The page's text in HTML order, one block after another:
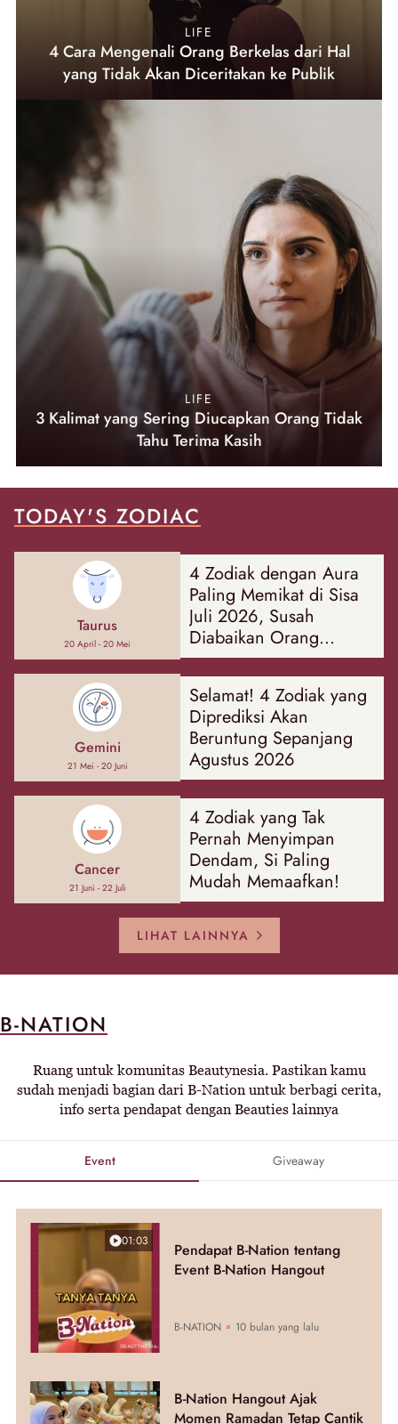
LIFE
4 Cara Mengenali Orang Berkelas dari Hal
yang Tidak Akan Diceritakan ke Publik
LIFE
3 Kalimat yang Sering Diucapkan Orang Tidak
Tahu Terima Kasih
TODAY'S ZODIAC
Taurus
20 April - 20 Mei
4 Zodiak dengan Aura
Paling Memikat di Sisa
Juli 2026, Susah
Diabaikan Orang
Sekitar!
Gemini
21 Mei - 20 Juni
Selamat! 4 Zodiak yang
Diprediksi Akan
Beruntung Sepanjang
Agustus 2026
Cancer
21 Juni - 22 Juli
4 Zodiak yang Tak
Pernah Menyimpan
Dendam, Si Paling
Mudah Memaafkan!
LIHAT LAINNYA
B-NATION
Ruang untuk komunitas Beautynesia. Pastikan kamu
sudah menjadi bagian dari B-Nation untuk berbagi cerita,
info serta pendapat dengan Beauties lainnya
Event Giveaway
01:03
Pendapat B-Nation tentang
Event B-Nation Hangout
B-NATION 10 bulan yang lalu
B-Nation Hangout Ajak
Momen Ramadan Tetap Cantik